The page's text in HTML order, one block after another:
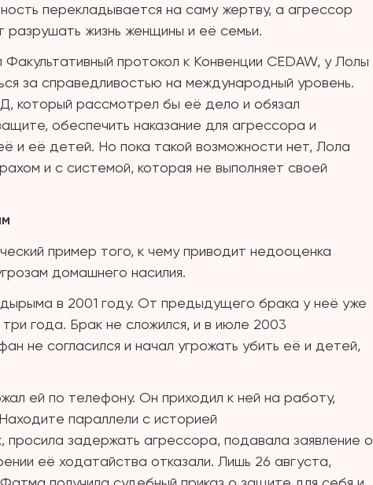
перекладывается на саму жертву, а агрессор
жизнь женщины и её семьи.
протокол к Конвенции CEDAW, у Лолы
за справедливостью на международный уровень.
который рассмотрел бы её дело и обязал
обеспечить наказание для агрессора и
и её детей. Но пока такой возможности нет, Лола
и с системой, которая не выполняет своей
пример того, к чему приводит недооценка
домашнего насилия.
в 2001 году. От предыдущего брака у неё уже
года. Брак не сложился, и в июле 2003
не согласился и начал угрожать убить её и детей,
ей по телефону. Он приходил к ней на работу,
параллели с историей
задержать агрессора, подавала заявление о
её ходатайства отказали. Лишь 26 августа,